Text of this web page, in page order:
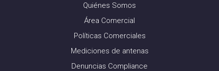
Quiénes Somos
Área Comercial
Políticas Comerciales
Mediciones de antenas
Denuncias Compliance